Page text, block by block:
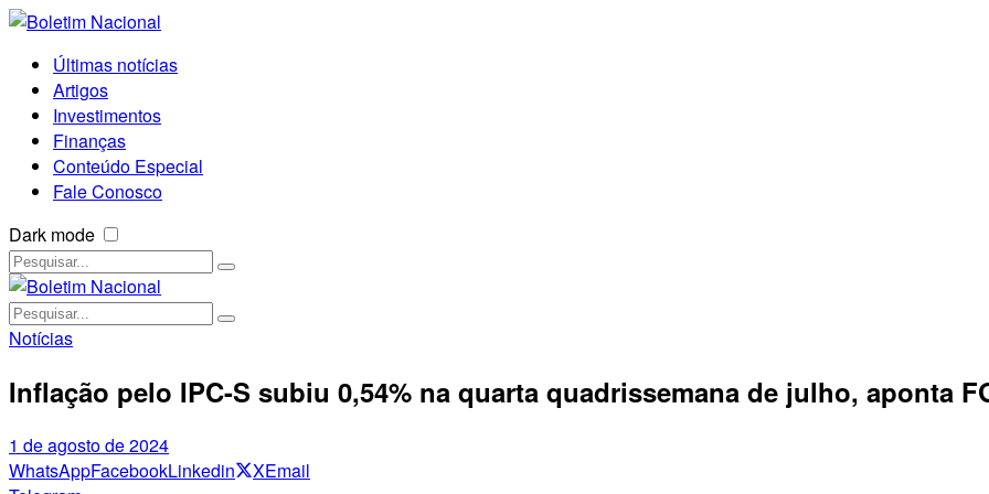
Últimas notícias
Artigos
Investimentos
Finanças
Conteúdo Especial
Fale Conosco
Dark mode
Notícias
Inflação pelo IPC-S subiu 0,54% na quarta quadrissemana de julho, aponta
1 de agosto de 2024
WhatsAppFacebookLinkedin XEmail